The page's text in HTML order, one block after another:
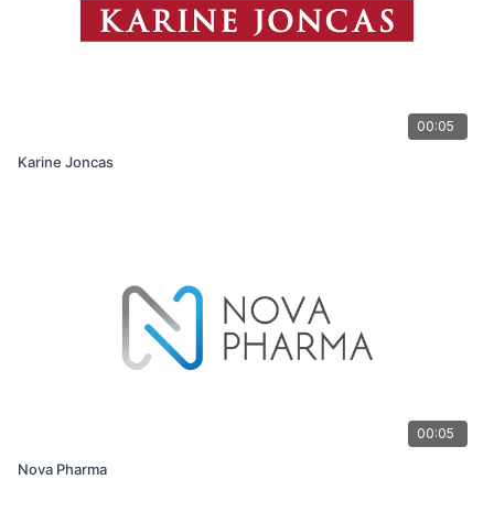
00:05
Karine Joncas
00:05
Nova Pharma